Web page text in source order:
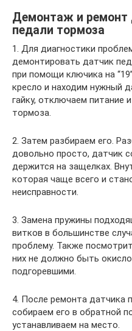
Демонтаж и ремонт
педали тормоза
1. Для диагностики
демонтировать датчик
при помощи ключика на
кресло и находим нужный
гайку, отключаем питание
тормоза.
2. Затем разбираем его.
довольно просто, датчик
держится на защелках.
которая чаще всего и
неисправности.
3. Замена пружины
витков в большинстве
проблему. Также
них не должно быть
подгоревшими.
4. После ремонта датчика
собираем его в обратной
устанавливаем на место.